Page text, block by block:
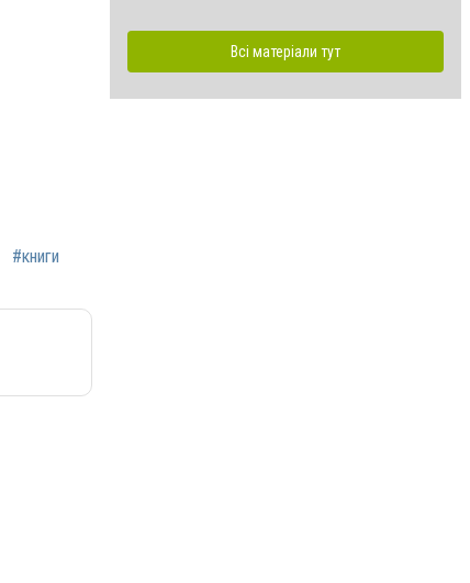
#книги
Всі матеріали тут